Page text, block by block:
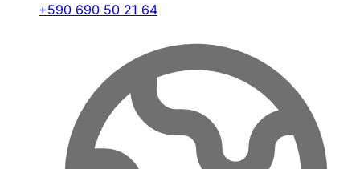
+590 690 50 21 64